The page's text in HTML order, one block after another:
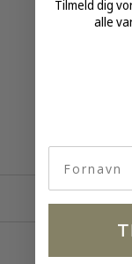
Tilmeld dig
alle